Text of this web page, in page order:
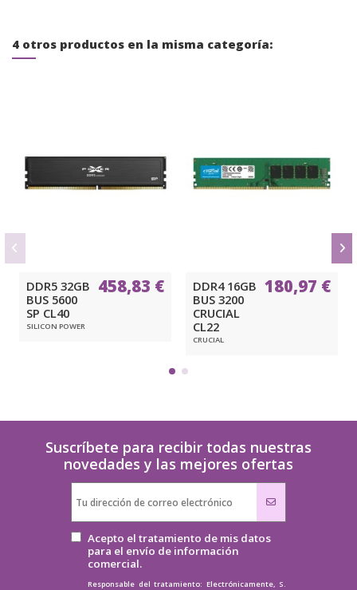
4 otros productos en la misma categoría:
DDR5 32GB
BUS 5600
SP CL40
SILICON POWER
458,83 €
DDR4 16GB
BUS 3200
CRUCIAL
CL22
CRUCIAL
180,97 €
Suscríbete para recibir todas nuestras
novedades y las mejores ofertas
Acepto el tratamiento de mis datos
para el envío de información
comercial.
Responsable del tratamiento: Electrónicamente, S.